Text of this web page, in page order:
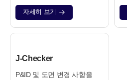
자세히 보기
J‑Checker
P&ID 및 도면 변경 사항을